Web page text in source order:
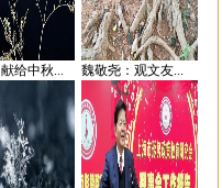
给中秋... 魏敬尧：观文友...